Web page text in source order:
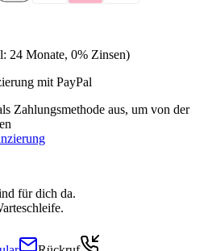
24 Monate, 0% Zinsen)
mit PayPal
Zahlungsmethode aus, um von der
für dich da.